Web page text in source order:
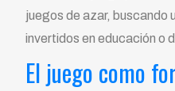
juegos de azar, buscando
invertidos en educación o
El juego como